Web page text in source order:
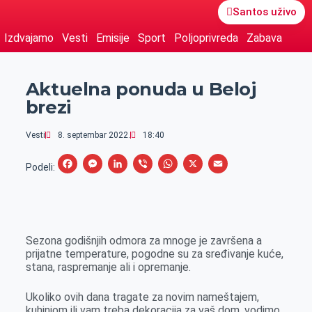
Santos uživo
Izdvajamo Vesti Emisije Sport Poljoprivreda Zabava
Aktuelna ponuda u Beloj
brezi
Vesti 8. septembar 2022. 18:40
Podeli:
F
b
o
k
M
e
n
e
L
e
d
n
V
r
W
s
A
p
X
E
l
Sezona godišnjih odmora za mnoge je završena a
prijatne temperature, pogodne su za sređivanje kuće,
stana, raspremanje ali i opremanje.
Ukoliko ovih dana tragate za novim nameštajem,